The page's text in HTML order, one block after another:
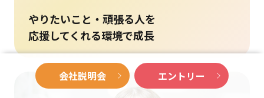
会社説明会 エントリー
やりたいこと・頑張る人を
応援してくれる環境で成長